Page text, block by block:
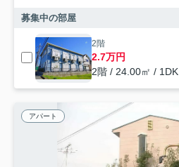
募集中の部屋
2階
2.7万円
2階 / 24.00㎡ / 1DK
アパート